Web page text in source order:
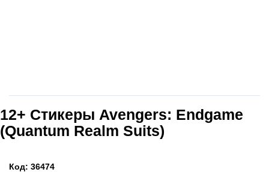
Код: 36474
12+ Стикеры Avengers: Endgame
(Quantum Realm Suits)